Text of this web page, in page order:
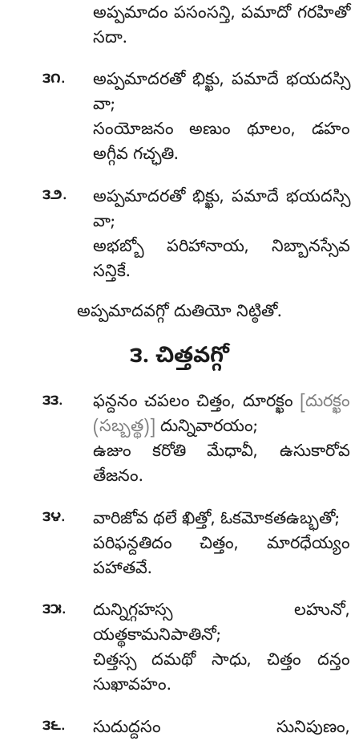
అప్పమాదం పసంసన్తి, పమాదో గరహితో
సదా.
౩౧.
అప్పమాదరతో భిక్ఖు, పమాదే భయదస్సి
వా;
సంయోజనం అణుం థూలం, డహం
అగ్గీవ గచ్ఛతి.
౩౨.
అప్పమాదరతో భిక్ఖు, పమాదే భయదస్సి
వా;
అభబ్బో పరిహానాయ, నిబ్బానస్సేవ
సన్తికే.
అప్పమాదవగ్గో దుతియో నిట్ఠితో.
౩. చిత్తవగ్గో
౩౩. ఫన్దనంచపలం చిత్తం, దూరక్ఖం [దురక్ఖం
(సబ్బత్థ)] దున్నివారయం;
ఉజుం కరోతి మేధావీ, ఉసుకారోవ
తేజనం.
౩౪.
వారిజోవ థలే ఖిత్తో, ఓకమోకతఉబ్భతో;
పరిఫన్దతిదం చిత్తం, మారధేయ్యం
పహాతవే.
౩౫.
దున్నిగ్గహస్స లహునో,
యత్థకామనిపాతినో;
చిత్తస్స దమథో సాధు, చిత్తం దన్తం
సుఖావహం.
౩౬. సుదుద్దసం సునిపుణం,